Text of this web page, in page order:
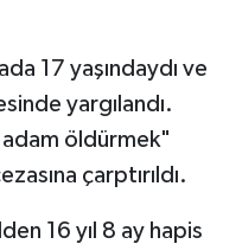
17 yaşındaydı ve
yargılandı.
adam öldürmek"
çarptırıldı.
16 yıl 8 ay hapis